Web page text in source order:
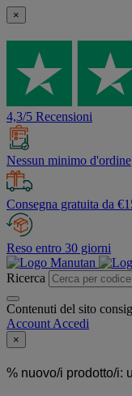
×
4,3/5 Recensioni
Nessun minimo d'ordine
Consegna gratuita da
Reso entro 30 giorni
Ricerca
Contenuti del sito
Account Accedi
×
% nuovo/i prodotto/i: